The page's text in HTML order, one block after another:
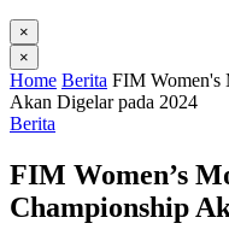
×
×
Home Berita FIM Women's
Akan Digelar pada 2024
Berita
FIM Women’s
Championship